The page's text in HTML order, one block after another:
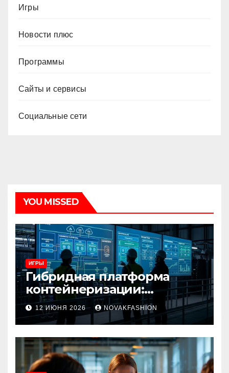
Игры
Новости плюс
Программы
Сайты и сервисы
Социальные сети
YOU MISSED
ИГРЫ
Гибридная платформа
контейнеризации:
архитектура, особенности
и сценарии использования
12 ИЮНЯ 2026 NOVAKFASHION